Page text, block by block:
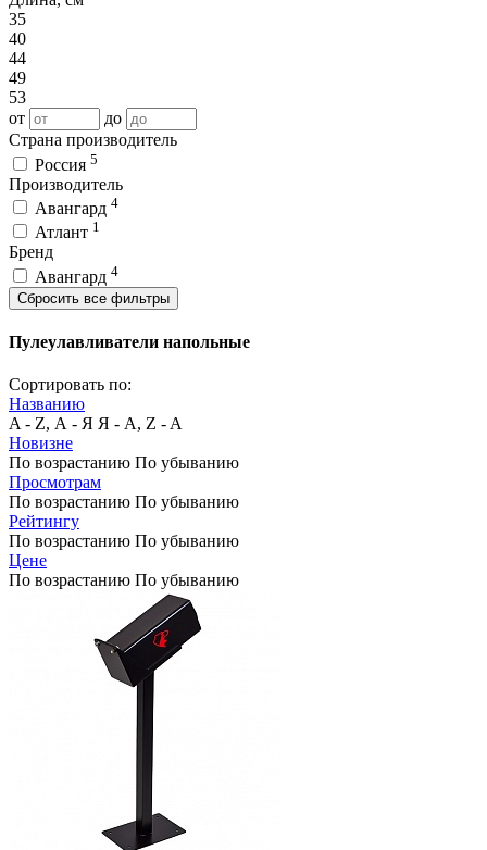
35
40
44
49
53
от
до
Страна производитель
Россия 5
Производитель
Авангард 4
Атлант 1
Бренд
Авангард 4
Сбросить все фильтры
Пулеулавливатели напольные
Сортировать по:
Названию
A - Z, А - Я Я - А, Z - A
Новизне
По возрастанию По убыванию
Просмотрам
По возрастанию По убыванию
Рейтингу
По возрастанию По убыванию
Цене
По возрастанию По убыванию